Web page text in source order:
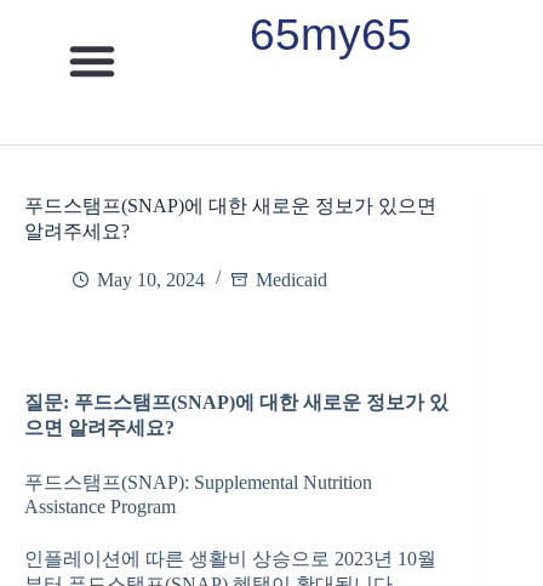
65my65
푸드스탬프(SNAP)에 대한 새로운 정보가 있으면
알려주세요?
May 10, 2024 Medicaid
질문: 푸드스탬프(SNAP)에 대한 새로운 정보가 있
으면 알려주세요?
푸드스탬프(SNAP): Supplemental Nutrition
Assistance Program
인플레이션에 따른 생활비 상승으로 2023년 10월